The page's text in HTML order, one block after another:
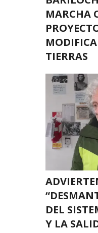
MARCHA
TIERRAS
DEL
Y LA